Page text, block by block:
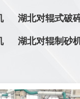
湖北对辊式破
湖北对辊制砂